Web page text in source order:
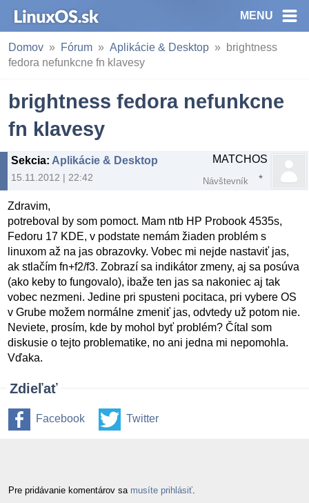
MENU
Domov Fórum Aplikácie & Desktop
brightness
fedora nefunkcne fn klavesy
brightness fedora nefunkcne
fn klavesy
Sekcia: Aplikácie & Desktop
15.11.2012 | 22:42
MATCHOS
Návštevník
Zdravim,
potreboval by som pomoct. Mam ntb HP Probook 4535s,
Fedoru 17 KDE, v podstate nemám žiaden problém s
linuxom až na jas obrazovky. Vobec mi nejde nastaviť jas,
ak stlačím fn+f2/f3. Zobrazí sa indikátor zmeny, aj sa posúva
(ako keby to fungovalo), ibaže ten jas sa nakoniec aj tak
vobec nezmeni. Jedine pri spusteni pocitaca, pri vybere OS
v Grube možem normálne zmeniť jas, odvtedy už potom nie.
Neviete, prosím, kde by mohol byť problém? Čítal som
diskusie o tejto problematike, no ani jedna mi nepomohla.
Vďaka.
Zdieľať
Facebook Twitter
Pre pridávanie komentárov sa musíte prihlásiť